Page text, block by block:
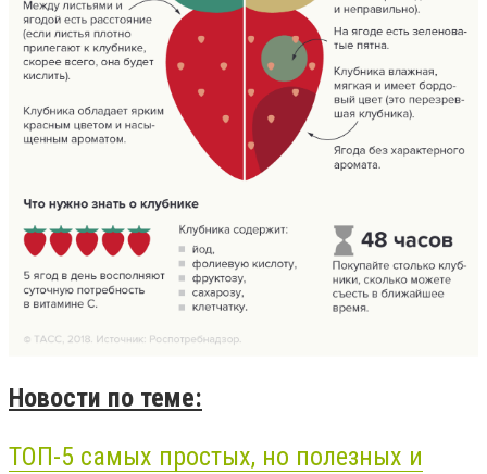
Новости по теме:
ТОП-5 самых простых, но полезных и